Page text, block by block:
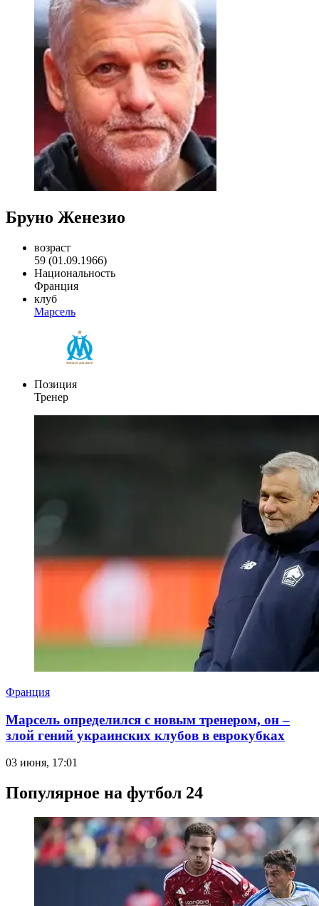
Бруно Женезио
возраст
59 (01.09.1966)
Национальность
Франция
клуб
Марсель
Позиция
Тренер
Франция
Марсель определился с новым тренером, он –
злой гений украинских клубов в еврокубках
03 июня, 17:01
Популярное на футбол 24